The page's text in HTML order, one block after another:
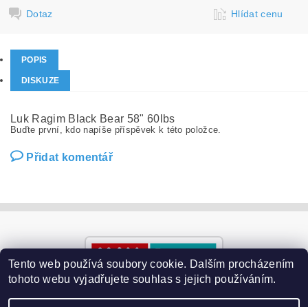
Dotaz Hlídat cenu
POPIS
DISKUZE
Luk Ragim Black Bear 58" 60lbs
Buďte první, kdo napíše příspěvek k této položce.
Přidat komentář
Tento web používá soubory cookie. Dalším procházením
tohoto webu vyjadřujete souhlas s jejich používáním.